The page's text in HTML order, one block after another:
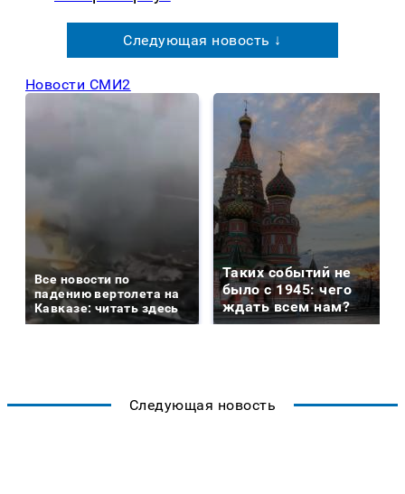
Следующая новость ↓
Новости СМИ2
Все новости по
падению вертолета на
Кавказе: читать здесь
Таких событий не
было с 1945: чего
ждать всем нам?
Следующая новость